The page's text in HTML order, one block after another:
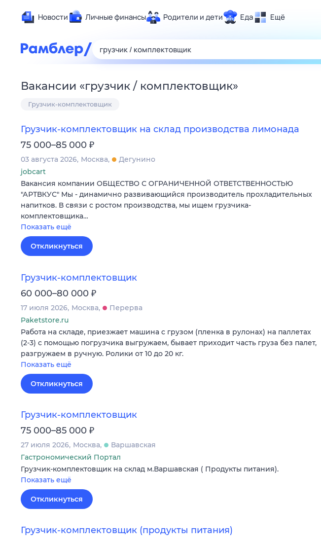
Новости Личные финансы Родители и дети Еда Ещё
Здоровье
Развлечения и отдых
Спорт
Технологии и тренды
Гороскопы
Вакансии «грузчик / комплектовщик»
Грузчик-комплектовщик
Грузчик-комплектовщик на склад производства лимонада
75 000–85 000 ₽
03 августа 2026 Москва
Дегунино
jobcart
Вакансия компании ОБЩЕСТВО С ОГРАНИЧЕННОЙ ОТВЕТСТВЕННОСТЬЮ
"АРТВКУС" Мы - динамично развивающийся производитель прохладительных
напитков. В связи с ростом производства, мы ищем грузчика-
комплектовщика…
Показать ещё
Откликнуться
Грузчик-комплектовщик
60 000–80 000 ₽
17 июля 2026 Москва
Перерва
Paketstore.ru
Работа на складе, приезжает машина с грузом (пленка в рулонах) на паллетах
(2-3) с помощью погрузчика выгружаем, бывает приходит часть груза без палет,
разгружаем в ручную. Ролики от 10 до 20 кг.
Показать ещё
Откликнуться
Грузчик-комплектовщик
75 000–85 000 ₽
27 июля 2026 Москва
Варшавская
Гастрономический Портал
Грузчик-комплектовщик на склад м.Варшавская ( Продукты питания).
Показать ещё
Откликнуться
Грузчик-комплектовщик (продукты питания)